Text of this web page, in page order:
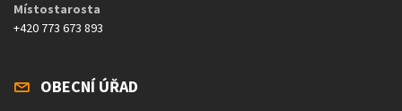
Místostarosta
+420 773 673 893
OBECNÍ ÚŘAD